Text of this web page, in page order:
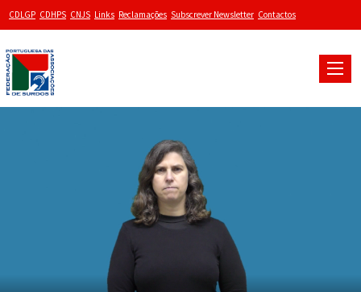
CDLGP CDHPS CNJS Links Reclamações Subscrever Newsletter Contactos
Toggle